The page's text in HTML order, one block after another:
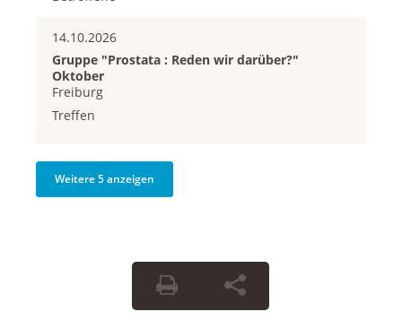
14.10.2026
Gruppe "Prostata : Reden wir darüber?"
Oktober
Freiburg
Treffen
Weitere 5 anzeigen